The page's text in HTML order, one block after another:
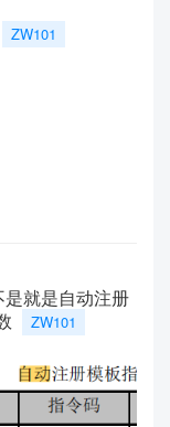
ZW101
就是自动注册
ZW101